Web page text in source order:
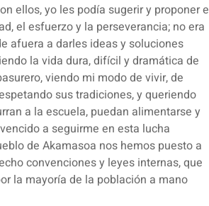
ellos, yo les podía sugerir y proponer
el esfuerzo y la perseverancia; no era
afuera a darles ideas y soluciones
la vida dura, difícil y dramática de
viendo mi modo de vivir, de
sus tradiciones, y queriendo
a la escuela, puedan alimentarse y
a seguirme en esta lucha
de Akamasoa nos hemos puesto a
convenciones y leyes internas, que
la mayoría de la población a mano